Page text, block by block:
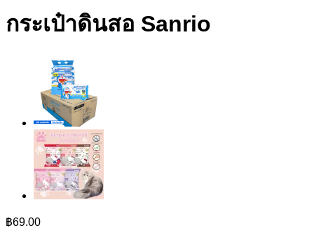
กระเป๋าดินสอ Sanrio
฿69.00